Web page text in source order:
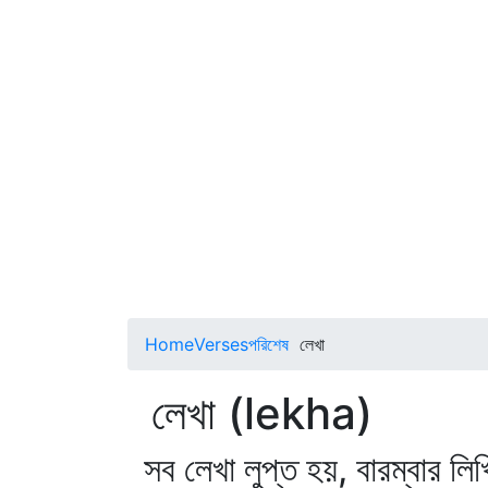
HomeVersesপরিশেষলেখা
লেখা (lekha)
সব লেখা লুপ্ত হয়, বারম্বার